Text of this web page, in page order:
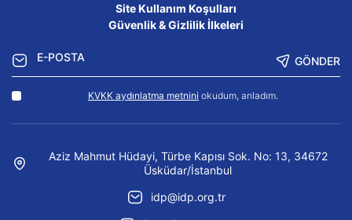
Site Kullanım Koşulları
Güvenlik & Gizlilik İlkeleri
GÖNDER
KVKK aydınlatma metnini okudum, anladım.
Aziz Mahmut Hüdayi, Türbe Kapısı Sok. No: 13, 34672
Üsküdar/İstanbul
idp@idp.org.tr